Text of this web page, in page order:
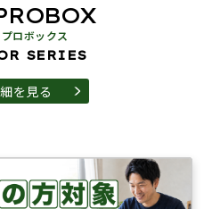
ロボックス
SERIES
を見る